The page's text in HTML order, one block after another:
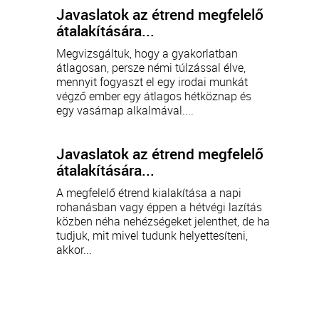
Javaslatok az étrend megfelelő
átalakítására...
Megvizsgáltuk, hogy a gyakorlatban
átlagosan, persze némi túlzással élve,
mennyit fogyaszt el egy irodai munkát
végző ember egy átlagos hétköznap és
egy vasárnap alkalmával....
Javaslatok az étrend megfelelő
átalakítására...
A megfelelő étrend kialakítása a napi
rohanásban vagy éppen a hétvégi lazítás
közben néha nehézségeket jelenthet, de ha
tudjuk, mit mivel tudunk helyettesíteni,
akkor...